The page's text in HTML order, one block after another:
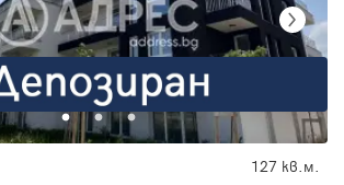
127 кв.м.